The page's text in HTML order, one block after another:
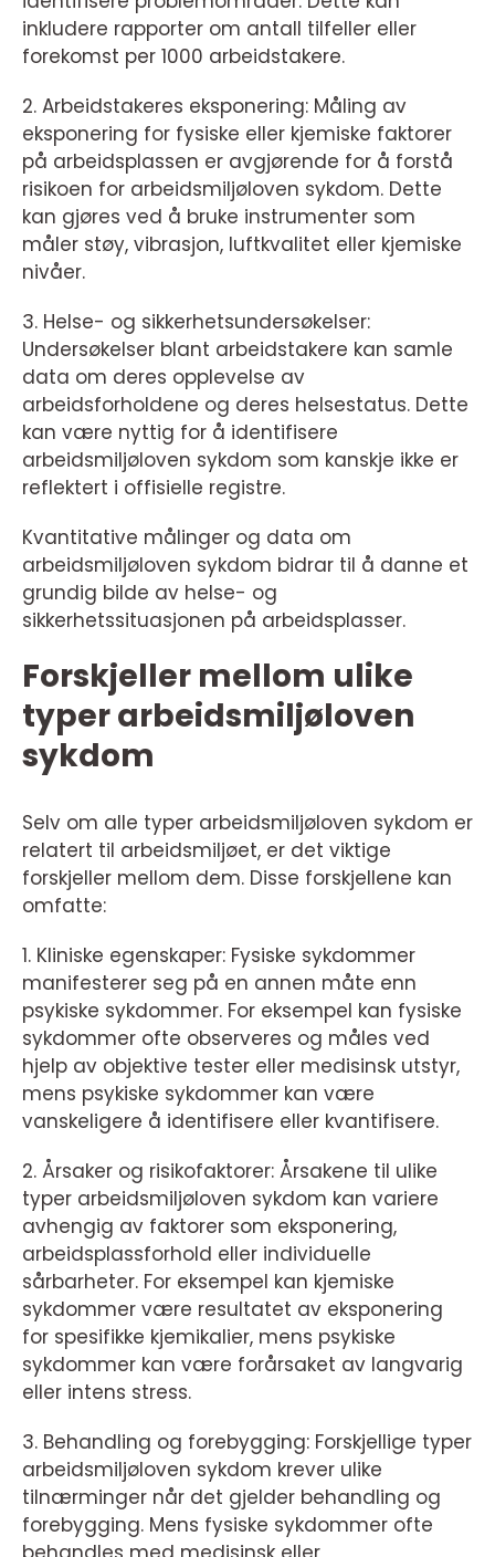
inkludere rapporter om antall tilfeller eller
forekomst per 1000 arbeidstakere.
2. Arbeidstakeres eksponering: Måling av
eksponering for fysiske eller kjemiske faktorer
på arbeidsplassen er avgjørende for å forstå
risikoen for arbeidsmiljøloven sykdom. Dette
kan gjøres ved å bruke instrumenter som
måler støy, vibrasjon, luftkvalitet eller kjemiske
nivåer.
3. Helse- og sikkerhetsundersøkelser:
Undersøkelser blant arbeidstakere kan samle
data om deres opplevelse av
arbeidsforholdene og deres helsestatus. Dette
kan være nyttig for å identifisere
arbeidsmiljøloven sykdom som kanskje ikke er
reflektert i offisielle registre.
Kvantitative målinger og data om
arbeidsmiljøloven sykdom bidrar til å danne et
grundig bilde av helse- og
sikkerhetssituasjonen på arbeidsplasser.
Forskjeller mellom ulike
typer arbeidsmiljøloven
sykdom
Selv om alle typer arbeidsmiljøloven sykdom er
relatert til arbeidsmiljøet, er det viktige
forskjeller mellom dem. Disse forskjellene kan
omfatte:
1. Kliniske egenskaper: Fysiske sykdommer
manifesterer seg på en annen måte enn
psykiske sykdommer. For eksempel kan fysiske
sykdommer ofte observeres og måles ved
hjelp av objektive tester eller medisinsk utstyr,
mens psykiske sykdommer kan være
vanskeligere å identifisere eller kvantifisere.
2. Årsaker og risikofaktorer: Årsakene til ulike
typer arbeidsmiljøloven sykdom kan variere
avhengig av faktorer som eksponering,
arbeidsplassforhold eller individuelle
sårbarheter. For eksempel kan kjemiske
sykdommer være resultatet av eksponering
for spesifikke kjemikalier, mens psykiske
sykdommer kan være forårsaket av langvarig
eller intens stress.
3. Behandling og forebygging: Forskjellige typer
arbeidsmiljøloven sykdom krever ulike
tilnærminger når det gjelder behandling og
forebygging. Mens fysiske sykdommer ofte